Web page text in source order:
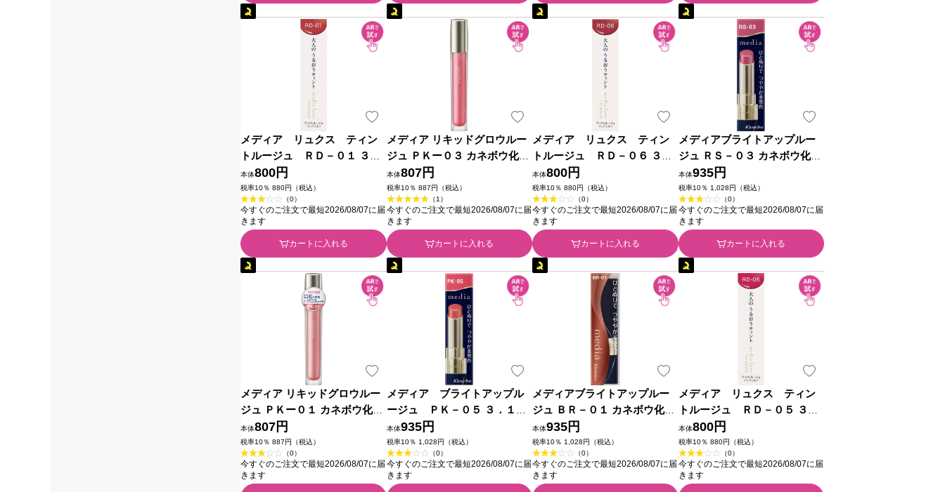
メディア リュクス ティン
トルージュ ＲＤ－０１ ３．
１ｇ カネボウ化粧品
本体800円
税率10％ 880円（税込）
（0）
今すぐのご注文で最短2026/08/07に届
きます
カートに入れる
メディア リキッドグロウルー
ジュ ＰＫー０３ カネボウ化粧
品
本体807円
税率10％ 887円（税込）
（1）
今すぐのご注文で最短2026/08/07に届
きます
カートに入れる
メディア リュクス ティン
トルージュ ＲＤ－０６ ３．
１ｇ カネボウ化粧品
本体800円
税率10％ 880円（税込）
（0）
今すぐのご注文で最短2026/08/07に届
きます
カートに入れる
メディアブライトアップルー
ジュ ＲＳ－０３ カネボウ化粧
品
本体935円
税率10％ 1,028円（税込）
（0）
今すぐのご注文で最短2026/08/07に届
きます
カートに入れる
メディア リキッドグロウルー
ジュ ＰＫー０１ カネボウ化粧
品
本体807円
税率10％ 887円（税込）
（0）
今すぐのご注文で最短2026/08/07に届
きます
メディア ブライトアップル
ージュ ＰＫ－０５ ３．１ｇ
カネボウ化粧品
本体935円
税率10％ 1,028円（税込）
（0）
今すぐのご注文で最短2026/08/07に届
きます
メディアブライトアップルー
ジュ ＢＲ－０１ カネボウ化粧
品
本体935円
税率10％ 1,028円（税込）
（0）
今すぐのご注文で最短2026/08/07に届
きます
メディア リュクス ティン
トルージュ ＲＤ－０５ ３．
１ｇ カネボウ化粧品
本体800円
税率10％ 880円（税込）
（0）
今すぐのご注文で最短2026/08/07に届
きます